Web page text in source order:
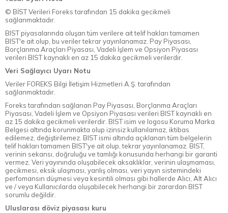
© BİST Verileri Foreks tarafından 15 dakika gecikmeli
sağlanmaktadır.
BIST piyasalarında oluşan tüm verilere ait telif hakları tamamen
BIST'e ait olup, bu veriler tekrar yayınlanamaz. Pay Piyasası,
Borçlanma Araçları Piyasası, Vadeli İşlem ve Opsiyon Piyasası
verileri BIST kaynaklı en az 15 dakika gecikmeli verilerdir.
Veri Sağlayıcı Uyarı Notu
Veriler FOREKS Bilgi İletişim Hizmetleri A.Ş. tarafından
sağlanmaktadır.
Foreks tarafından sağlanan Pay Piyasası, Borçlanma Araçları
Piyasası, Vadeli İşlem ve Opsiyon Piyasası verileri BIST kaynaklı en
az 15 dakika gecikmeli verilerdir. BIST isim ve logosu Koruma Marka
Belgesi altında korunmakta olup izinsiz kullanılamaz, iktibas
edilemez, değiştirilemez. BIST ismi altında açıklanan tüm belgelerin
telif hakları tamamen BIST'ye ait olup, tekrar yayınlanamaz. BIST,
verinin sekansı, doğruluğu ve tamlığı konusunda herhangi bir garanti
vermez. Veri yayınında oluşabilecek aksaklıklar, verinin ulaşmaması,
gecikmesi, eksik ulaşması, yanlış olması, veri yayın sistemindeki
perfomansın düşmesi veya kesintili olması gibi hallerde Alıcı, Alt Alıcı
ve / veya Kullanıcılarda oluşabilecek herhangi bir zarardan BIST
sorumlu değildir.
Uluslarası döviz piyasası kuru